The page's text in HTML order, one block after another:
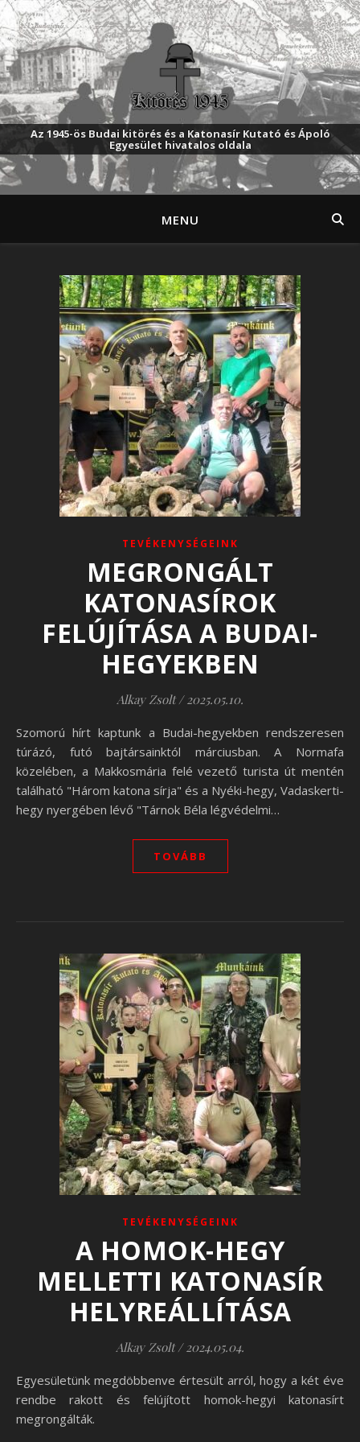
Az 1945-ös Budai kitörés és a Katonasír Kutató és Ápoló
Egyesület hivatalos oldala
MENU
TEVÉKENYSÉGEINK
MEGRONGÁLT
KATONASÍROK
FELÚJÍTÁSA A BUDAI-
HEGYEKBEN
Alkay Zsolt / 2025.05.10.
Szomorú hírt kaptunk a Budai-hegyekben rendszeresen
túrázó, futó bajtársainktól márciusban. A Normafa
közelében, a Makkosmária felé vezető turista út mentén
található "Három katona sírja" és a Nyéki-hegy, Vadaskerti-
hegy nyergében lévő "Tárnok Béla légvédelmi…
TOVÁBB
TEVÉKENYSÉGEINK
A HOMOK-HEGY
MELLETTI KATONASÍR
HELYREÁLLÍTÁSA
Alkay Zsolt / 2024.05.04.
Egyesületünk megdöbbenve értesült arról, hogy a két éve
rendbe rakott és felújított homok-hegyi katonasírt
megrongálták.